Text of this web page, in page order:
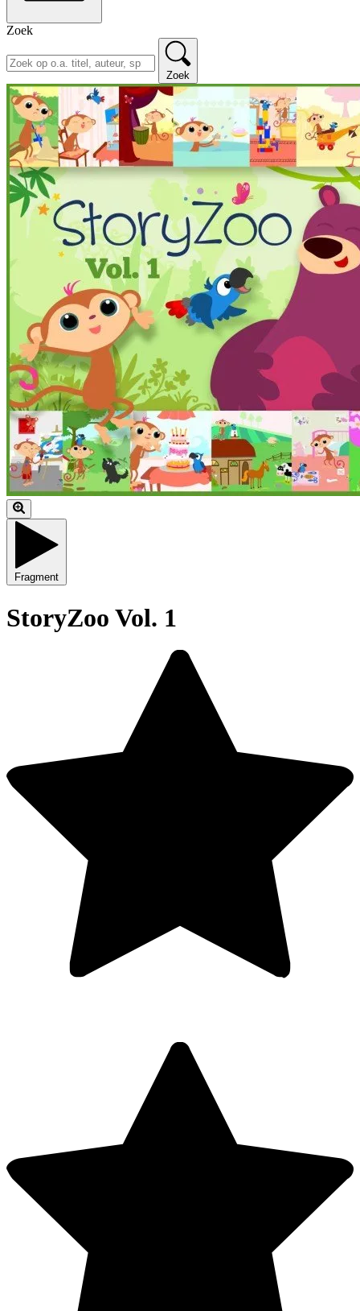
Zoek
Zoek
Fragment
StoryZoo Vol. 1